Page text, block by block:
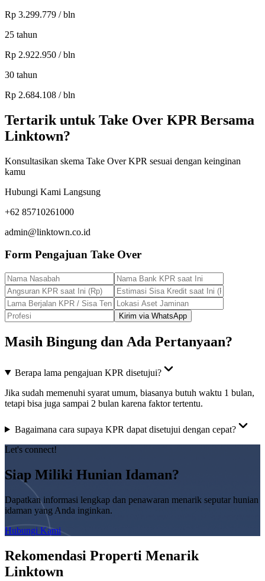
Rp 3.299.779 / bln
25 tahun
Rp 2.922.950 / bln
30 tahun
Rp 2.684.108 / bln
Tertarik untuk Take Over KPR Bersama
Linktown?
Konsultasikan skema Take Over KPR sesuai dengan keinginan
kamu
Hubungi Kami Langsung
+62 85710261000
admin@linktown.co.id
Form Pengajuan Take Over
Kirim via WhatsApp
Masih Bingung dan Ada Pertanyaan?
Berapa lama pengajuan KPR disetujui?
Jika sudah memenuhi syarat umum, biasanya butuh waktu 1 bulan,
tetapi bisa juga sampai 2 bulan karena faktor tertentu.
Bagaimana cara supaya KPR dapat disetujui dengan cepat?
Let's connect!
Siap Miliki Hunian Idaman?
Dapatkan informasi lengkap dan penawaran menarik seputar hunian
idaman yang Anda inginkan.
Hubungi Kami
Rekomendasi Properti Menarik
Linktown